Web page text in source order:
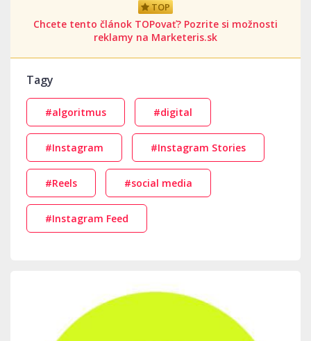
TOP
Chcete tento článok TOPovať? Pozrite si možnosti
reklamy na Marketeris.sk
Tagy
#algoritmus #digital
#Instagram #Instagram Stories
#Reels #social media
#Instagram Feed